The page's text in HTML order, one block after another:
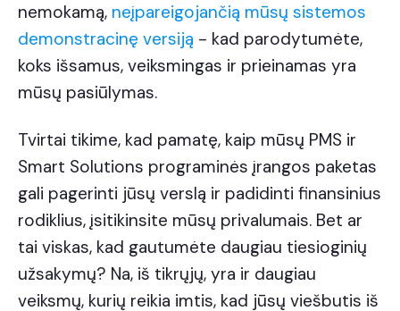
nemokamą, neįpareigojančią mūsų sistemos
demonstracinę versiją - kad parodytumėte,
koks išsamus, veiksmingas ir prieinamas yra
mūsų pasiūlymas.
Tvirtai tikime, kad pamatę, kaip mūsų PMS ir
Smart Solutions programinės įrangos paketas
gali pagerinti jūsų verslą ir padidinti finansinius
rodiklius, įsitikinsite mūsų privalumais. Bet ar
tai viskas, kad gautumėte daugiau tiesioginių
užsakymų? Na, iš tikrųjų, yra ir daugiau
veiksmų, kurių reikia imtis, kad jūsų viešbutis iš